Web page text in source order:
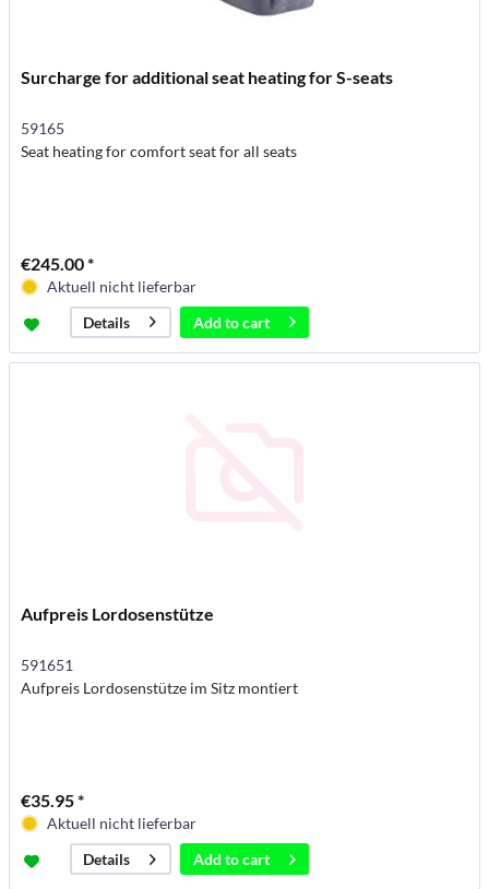
Surcharge for additional seat heating for S-seats
59165
Seat heating for comfort seat for all seats
€245.00 *
Aktuell nicht lieferbar
Details
Add tocart
Aufpreis Lordosenstütze
591651
Aufpreis Lordosenstütze im Sitz montiert
€35.95 *
Aktuell nicht lieferbar
Details
Add tocart